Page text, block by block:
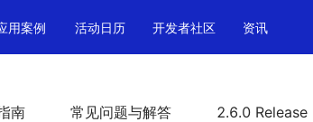
用案例 活动日历 开发者社区 资讯
南 常见问题与解答 2.6.0